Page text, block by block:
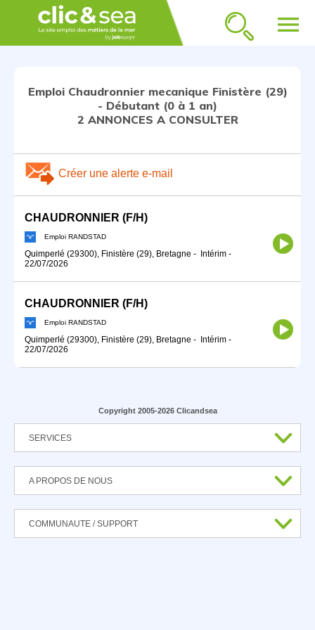
menu
Emploi Chaudronnier mecanique Finistère (29)
- Débutant (0 à 1 an)
2 ANNONCES A CONSULTER
Créer une alerte e-mail
CHAUDRONNIER (F/H)
Emploi RANDSTAD
Quimperlé (29300), Finistère (29), Bretagne - Intérim -
22/07/2026
CHAUDRONNIER (F/H)
Emploi RANDSTAD
Quimperlé (29300), Finistère (29), Bretagne - Intérim -
22/07/2026
Copyright 2005-2026 Clicandsea
SERVICES
A PROPOS DE NOUS
COMMUNAUTE / SUPPORT